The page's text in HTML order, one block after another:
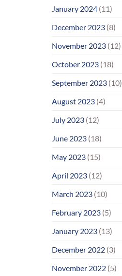
January 2024 (11)
December 2023 (8)
November 2023 (12)
October 2023 (18)
September 2023 (10)
August 2023 (4)
July 2023 (12)
June 2023 (18)
May 2023 (15)
April 2023 (12)
March 2023 (10)
February 2023 (5)
January 2023 (13)
December 2022 (3)
November 2022 (5)